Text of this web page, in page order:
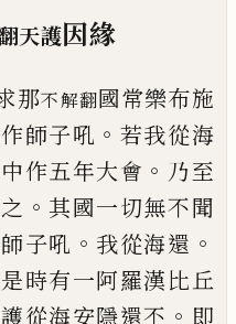
天護因緣
那不解翻國常樂布施
師子吼 。 若我從海
作五年大會 。 乃至
。其國一切無不聞
子吼 。 我從海還 。
是時有一阿羅漢比丘
從海安隱還不 。 即